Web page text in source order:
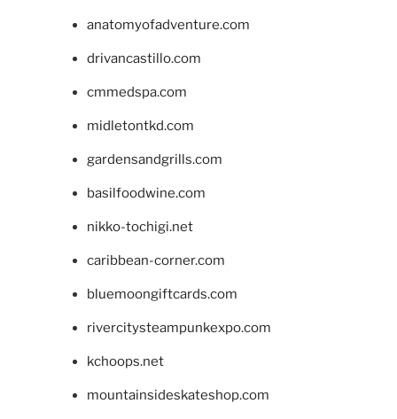
anatomyofadventure.com
drivancastillo.com
cmmedspa.com
midletontkd.com
gardensandgrills.com
basilfoodwine.com
nikko-tochigi.net
caribbean-corner.com
bluemoongiftcards.com
rivercitysteampunkexpo.com
kchoops.net
mountainsideskateshop.com